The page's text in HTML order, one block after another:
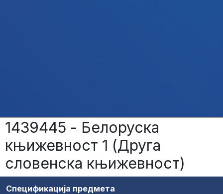
1439445 - Белоруска
књижевност 1 (Друга
словенска књижевност)
Спецификација предмета